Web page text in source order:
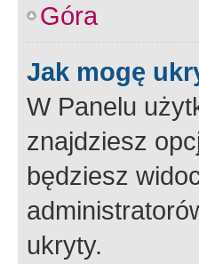
Góra
Jak mogę
W Panelu
znajdziesz
będziesz
ukryty.